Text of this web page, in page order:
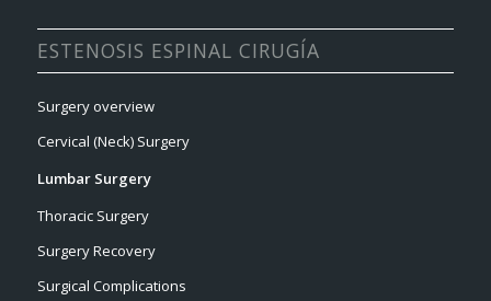
ESTENOSIS ESPINAL CIRUGÍA
Surgery overview
Cervical (Neck) Surgery
Lumbar Surgery
Thoracic Surgery
Surgery Recovery
Surgical Complications